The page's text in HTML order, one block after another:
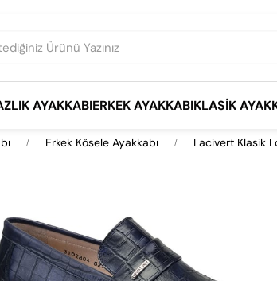
AYAKKABIERKEK AYAKKABIKLASIK
Erkek Kösele Ayakkabı Lacivert Klasik